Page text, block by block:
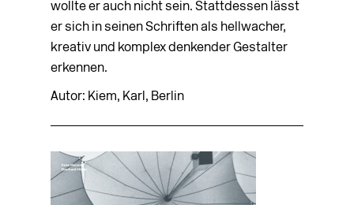
wollte er auch nicht sein. Stattdessen lässt
er sich in seinen Schriften als hellwacher,
kreativ und komplex denkender Gestalter
erkennen.
Autor: Kiem, Karl, Berlin